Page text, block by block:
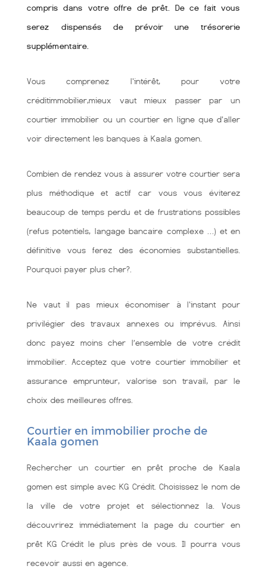
compris dans votre offre de prêt. De ce fait vous
serez dispensés de prévoir une trésorerie
supplémentaire.
Vous comprenez l'intérêt, pour votre
créditimmobilier,mieux vaut mieux passer par un
courtier immobilier ou un courtier en ligne que d'aller
voir directement les banques à Kaala gomen.
Combien de rendez vous à assurer votre courtier sera
plus méthodique et actif car vous vous éviterez
beaucoup de temps perdu et de frustrations possibles
(refus potentiels, langage bancaire complexe …) et en
définitive vous ferez des économies substantielles.
Pourquoi payer plus cher?.
Ne vaut il pas mieux économiser à l'instant pour
privilégier des travaux annexes ou imprévus. Ainsi
donc payez moins cher l’ensemble de votre crédit
immobilier. Acceptez que votre courtier immobilier et
assurance emprunteur, valorise son travail, par le
choix des meilleures offres.
Courtier en immobilier proche de
Kaala gomen
Rechercher un courtier en prêt proche de Kaala
gomen est simple avec KG Crédit. Choisissez le nom de
la ville de votre projet et sélectionnez la. Vous
découvrirez immédiatement la page du courtier en
prêt KG Crédit le plus près de vous. Il pourra vous
recevoir aussi en agence.